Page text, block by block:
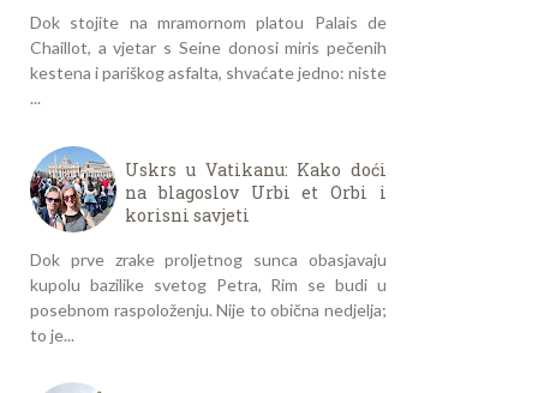
Dok stojite na mramornom platou Palais de
Chaillot, a vjetar s Seine donosi miris pečenih
kestena i pariškog asfalta, shvaćate jedno: niste
...
Uskrs u Vatikanu: Kako doći
na blagoslov Urbi et Orbi i
korisni savjeti
Dok prve zrake proljetnog sunca obasjavaju
kupolu bazilike svetog Petra, Rim se budi u
posebnom raspoloženju. Nije to obična nedjelja;
to je...